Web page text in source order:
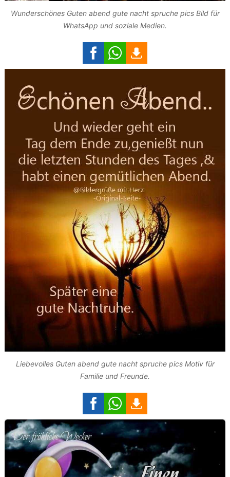
Wunderschönes Guten abend gute nacht spruche pics Bild für
WhatsApp und soziale Medien.
Liebevolles Guten abend gute nacht spruche pics Motiv für
Familie und Freunde.